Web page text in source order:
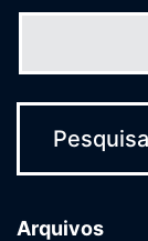
Arquivos